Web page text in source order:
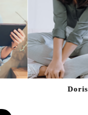
邱葳